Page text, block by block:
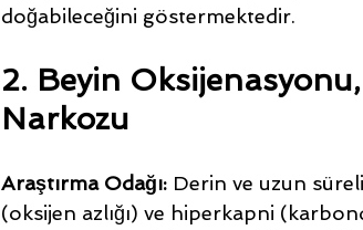
doğabileceğini göstermektedir.
2. Beyin
Narkozu
Araştırma Odağı: Derin ve uzun
(oksijen azlığı) ve hiperkapni